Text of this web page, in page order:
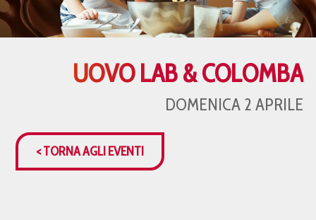
UOVO LAB & COLOMBA
DOMENICA 2 APRILE
< TORNA AGLI EVENTI